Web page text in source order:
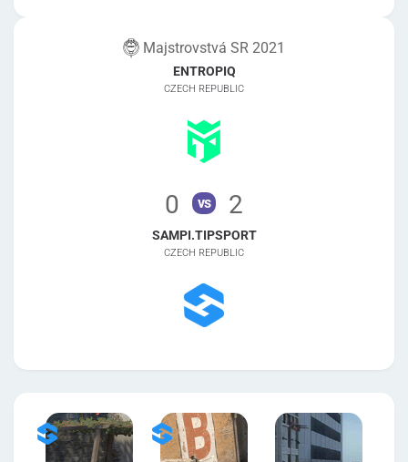
Majstrovstvá SR 2021
ENTROPIQ
CZECH REPUBLIC
0 vs 2
SAMPI.TIPSPORT
CZECH REPUBLIC